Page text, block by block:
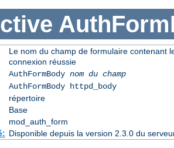
Le nom du champ de formulaire contenant
connexion réussie
AuthFormBody nom du champ
AuthFormBody httpd_body
répertoire
Base
mod_auth_form
Disponible depuis la version 2.3.0 du